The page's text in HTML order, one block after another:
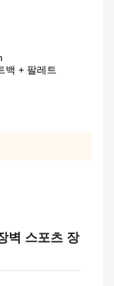
백 + 팔레트
벽 스포츠 장